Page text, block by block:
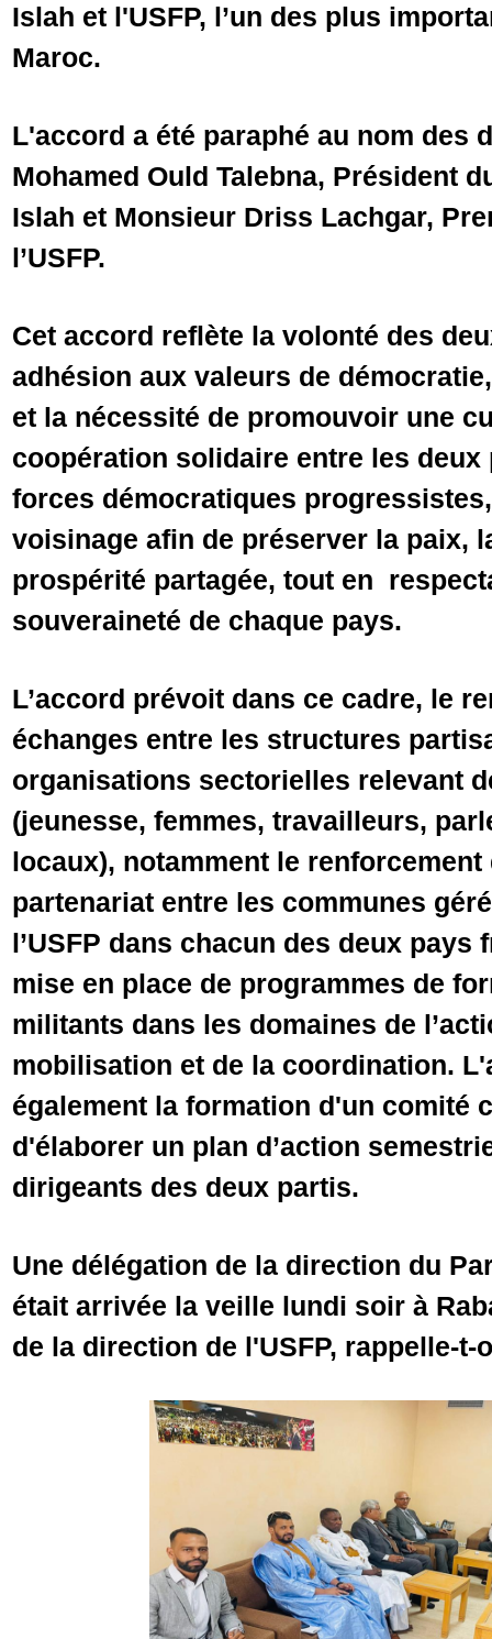
Islah et l'USFP, l’un des plus
Maroc.
L'accord a été paraphé au nom des
Mohamed Ould Talebna, Président
Islah et Monsieur Driss Lachgar,
l’USFP.
Cet accord reflète la volonté des
adhésion aux valeurs de
et la nécessité de promouvoir une
coopération solidaire entre les
forces démocratiques
voisinage afin de préserver la paix,
prospérité partagée, tout en
souveraineté de chaque pays.
L’accord prévoit dans ce cadre, le
échanges entre les structures
organisations sectorielles relevant
(jeunesse, femmes, travailleurs,
locaux), notamment le
partenariat entre les communes
l’USFP dans chacun des deux pays
mise en place de programmes de
militants dans les domaines de
mobilisation et de la coordination.
également la formation d'un comité
d'élaborer un plan d’action
dirigeants des deux partis.
Une délégation de la direction du
était arrivée la veille lundi soir à
de la direction de l'USFP, rappelle-t-